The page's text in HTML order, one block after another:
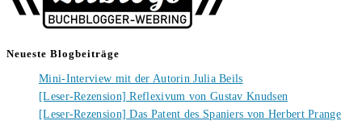
Neueste Blogbeiträge
Mini-Interview mit der Autorin Julia Beils
[Leser-Rezension] Reflexivum von Gustav Knudsen
[Leser-Rezension] Das Patent des Spaniers von Herbert Prange